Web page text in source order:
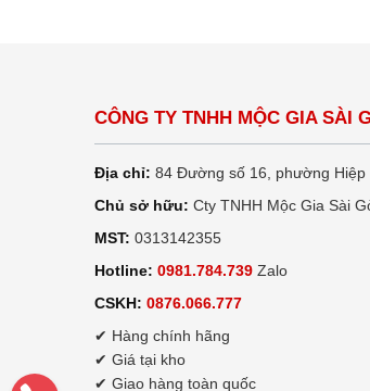
CÔNG TY TNHH MỘC GIA SÀI
Địa chỉ: 84 Đường số 16, phường Hiệp
Chủ sở hữu: Cty TNHH Mộc Gia Sài
MST: 0313142355
Hotline: 0981.784.739 Zalo
CSKH: 0876.066.777
✔ Hàng chính hãng
✔ Giá tại kho
✔ Giao hàng toàn quốc